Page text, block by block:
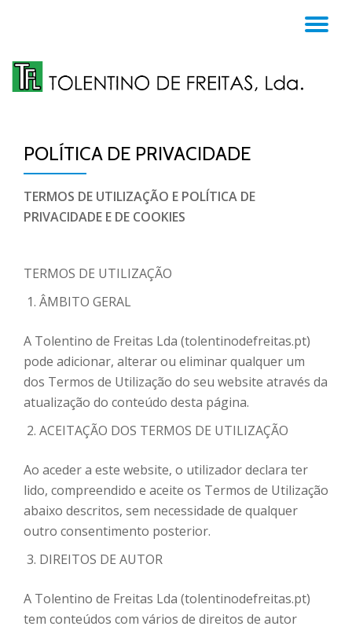
content
POLÍTICA DE PRIVACIDADE
TERMOS DE UTILIZAÇÃO E POLÍTICA DE
PRIVACIDADE E DE COOKIES
TERMOS DE UTILIZAÇÃO
ÂMBITO GERAL
A Tolentino de Freitas Lda (tolentinodefreitas.pt)
pode adicionar, alterar ou eliminar qualquer um
dos Termos de Utilização do seu website através da
atualização do conteúdo desta página.
ACEITAÇÃO DOS TERMOS DE UTILIZAÇÃO
Ao aceder a este website, o utilizador declara ter
lido, compreendido e aceite os Termos de Utilização
abaixo descritos, sem necessidade de qualquer
outro consentimento posterior.
DIREITOS DE AUTOR
A Tolentino de Freitas Lda (tolentinodefreitas.pt)
tem conteúdos com vários de direitos de autor